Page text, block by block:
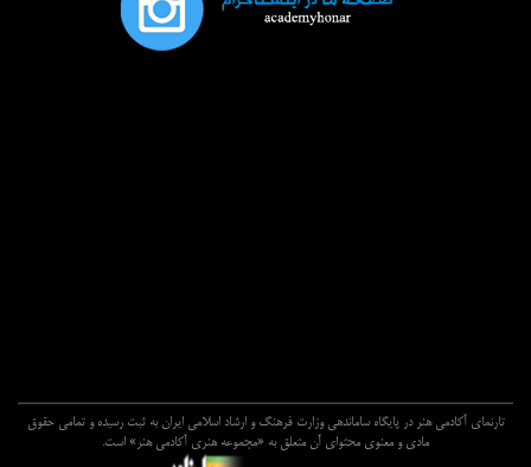
تارنماي آکادمي هنر در پايگاه ساماندهي وزارت فرهنگ و ارشاد اسلامي ايران به ثبت رسيده و تمامي حقوق
مادي و معنوي محتواي آن متعلق به «مجموعه هنري آکادمي هنر» است.